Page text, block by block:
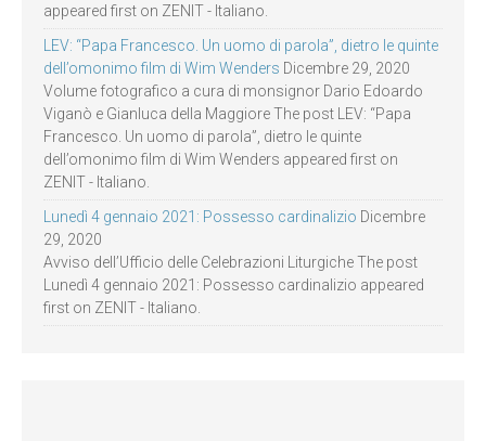
appeared first on ZENIT - Italiano.
LEV: “Papa Francesco. Un uomo di parola”, dietro le quinte
dell’omonimo film di Wim Wenders Dicembre 29, 2020
Volume fotografico a cura di monsignor Dario Edoardo
Viganò e Gianluca della Maggiore The post LEV: “Papa
Francesco. Un uomo di parola”, dietro le quinte
dell’omonimo film di Wim Wenders appeared first on
ZENIT - Italiano.
Lunedì 4 gennaio 2021: Possesso cardinalizio Dicembre
29, 2020
Avviso dell’Ufficio delle Celebrazioni Liturgiche The post
Lunedì 4 gennaio 2021: Possesso cardinalizio appeared
first on ZENIT - Italiano.